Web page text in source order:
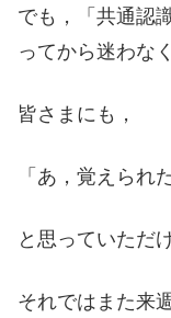
でも，「共通認
ってから迷わな
皆さまにも，
「あ，覚えられ
と思っていただ
それではまた来